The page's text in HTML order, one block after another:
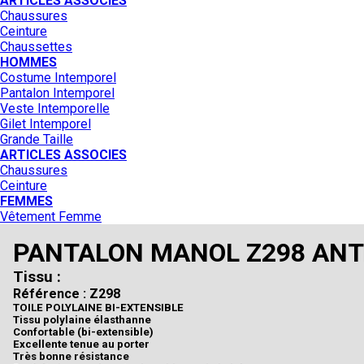
Chaussures
Ceinture
Chaussettes
HOMMES
Costume Intemporel
Pantalon Intemporel
Veste Intemporelle
Gilet Intemporel
Grande Taille
ARTICLES ASSOCIES
Chaussures
Ceinture
FEMMES
Vêtement Femme
PANTALON MANOL Z298
Tissu :
Référence : Z298
TOILE POLYLAINE BI-EXTENSIBLE
Tissu polylaine élasthanne
Confortable (bi-extensible)
Excellente tenue au porter
Très bonne résistance